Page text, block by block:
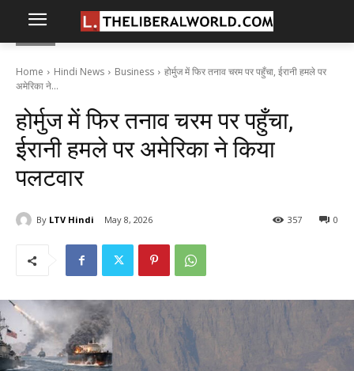
Home Hindi News Business
होर्मुज में फिर तनाव चरम पर पहुँचा, ईरानी हमले पर
अमेरिका ने...
होर्मुज में फिर तनाव चरम पर पहुँचा,
ईरानी हमले पर अमेरिका ने किया
पलटवार
By LTV Hindi May 8, 2026 0
357